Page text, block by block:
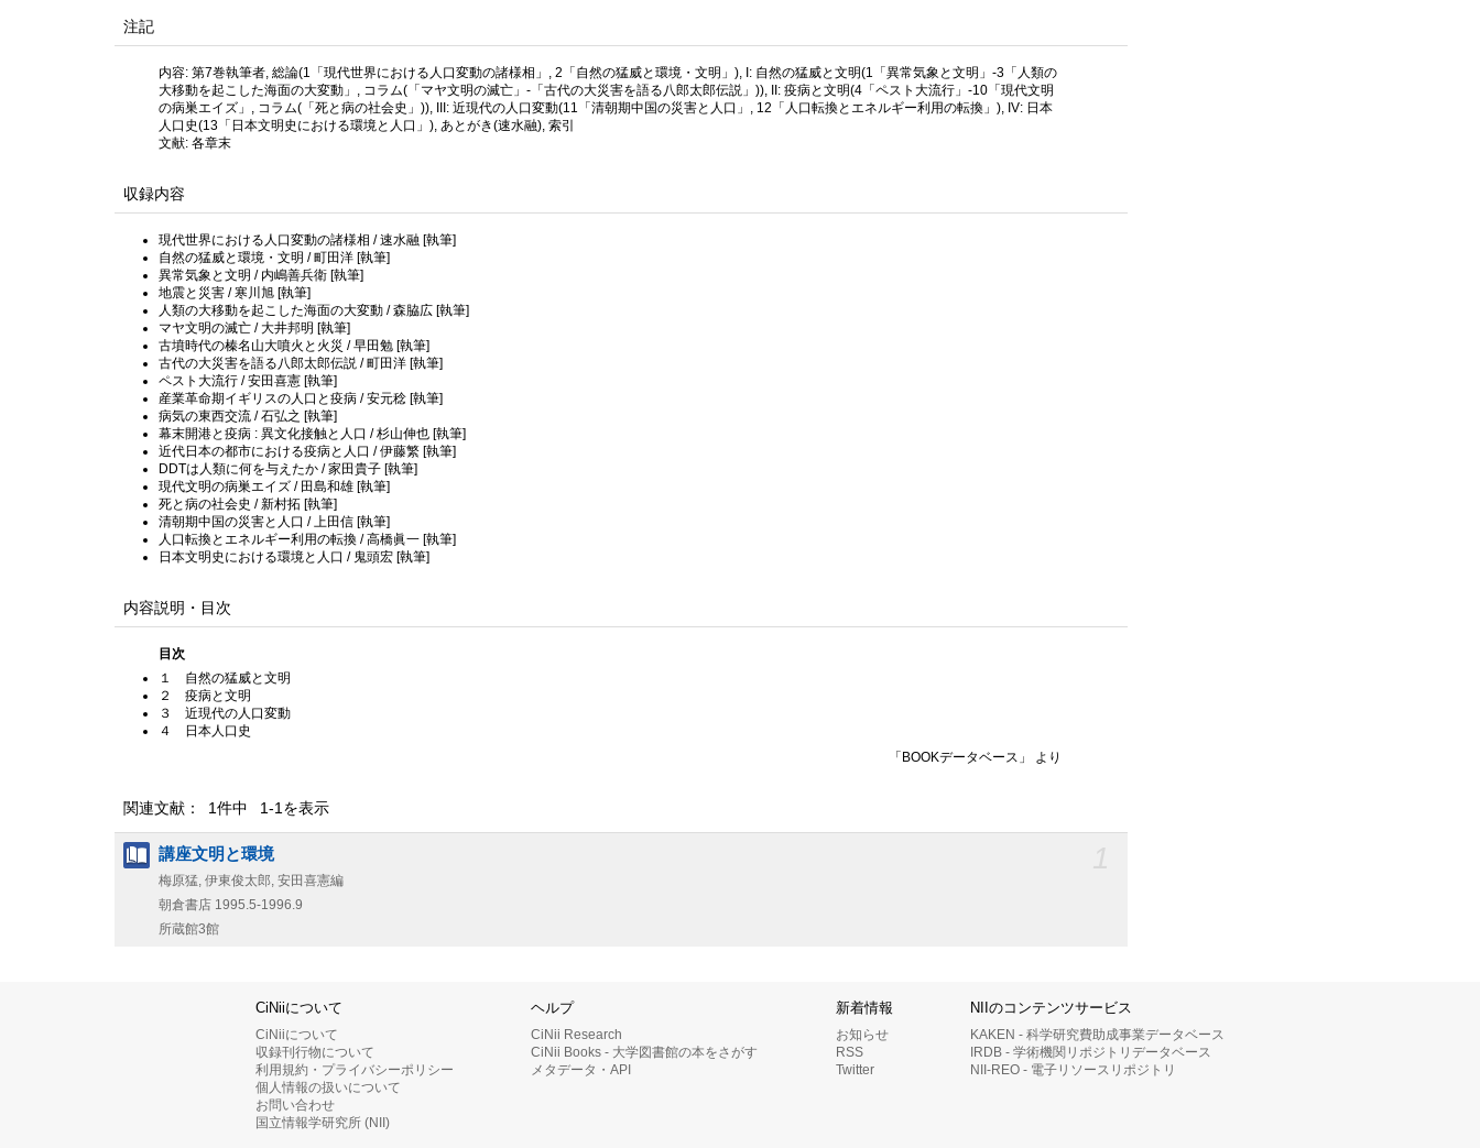
注記
内容: 第7巻執筆者, 総論(1「現代世界における人口変動の諸様相」, 2「自然の猛威と環境・文明」), I: 自然の猛威と文明(1「異常気象と文明」-3「人類の
大移動を起こした海面の大変動」, コラム(「マヤ文明の滅亡」-「古代の大災害を語る八郎太郎伝説」)), II: 疫病と文明(4「ペスト大流行」-10「現代文明
の病巣エイズ」, コラム(「死と病の社会史」)), III: 近現代の人口変動(11「清朝期中国の災害と人口」, 12「人口転換とエネルギー利用の転換」), IV: 日本
人口史(13「日本文明史における環境と人口」), あとがき(速水融), 索引
文献: 各章末
収録内容
現代世界における人口変動の諸様相 / 速水融 [執筆]
自然の猛威と環境・文明 / 町田洋 [執筆]
異常気象と文明 / 内嶋善兵衛 [執筆]
地震と災害 / 寒川旭 [執筆]
人類の大移動を起こした海面の大変動 / 森脇広 [執筆]
マヤ文明の滅亡 / 大井邦明 [執筆]
古墳時代の榛名山大噴火と火災 / 早田勉 [執筆]
古代の大災害を語る八郎太郎伝説 / 町田洋 [執筆]
ペスト大流行 / 安田喜憲 [執筆]
産業革命期イギリスの人口と疫病 / 安元稔 [執筆]
病気の東西交流 / 石弘之 [執筆]
幕末開港と疫病 : 異文化接触と人口 / 杉山伸也 [執筆]
近代日本の都市における疫病と人口 / 伊藤繁 [執筆]
DDTは人類に何を与えたか / 家田貴子 [執筆]
現代文明の病巣エイズ / 田島和雄 [執筆]
死と病の社会史 / 新村拓 [執筆]
清朝期中国の災害と人口 / 上田信 [執筆]
人口転換とエネルギー利用の転換 / 高橋眞一 [執筆]
日本文明史における環境と人口 / 鬼頭宏 [執筆]
内容説明・目次
目次
１ 自然の猛威と文明
２ 疫病と文明
３ 近現代の人口変動
４ 日本人口史
「BOOKデータベース」 より
関連文献： 1件中 1-1を表示
講座文明と環境
梅原猛, 伊東俊太郎, 安田喜憲編
朝倉書店 1995.5-1996.9
所蔵館3館
CiNiiについて
CiNiiについて
収録刊行物について
利用規約・プライバシーポリシー
個人情報の扱いについて
お問い合わせ
国立情報学研究所 (NII)
ヘルプ
CiNii Research
CiNii Books - 大学図書館の本をさがす
メタデータ・API
新着情報
お知らせ
RSS
Twitter
NIIのコンテンツサービス
KAKEN - 科学研究費助成事業データベース
IRDB - 学術機関リポジトリデータベース
NII-REO - 電子リソースリポジトリ